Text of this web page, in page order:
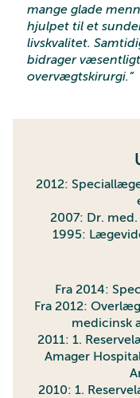
mange glade
hjulpet til et
livskvalitet.
bidrager
overvægtskirurgi.”
2012:
2007: Dr.
1995:
Fra 2014:
Fra 2012:
medicinsk
2011: 1.
Amager
2010: 1.